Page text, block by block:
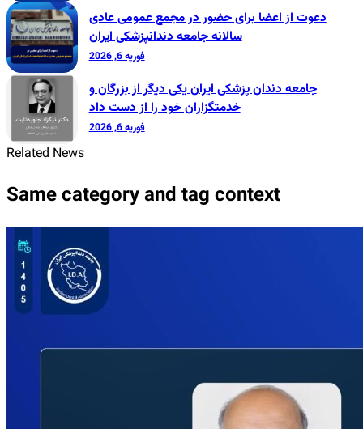
دعوت از اعضا برای حضور در مجمع عمومی عادی
سالانه جامعه دندانپزشکی ایران
فوریه 6, 2026
جامعه دندان پزشکی ایران یکی دیگر از بزرگان و
خدمتگزاران خود را از دست داد
فوریه 6, 2026
Related News
Same category and tag context